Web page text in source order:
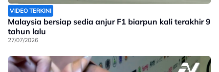
VIDEO TERKINI
Malaysia bersiap sedia anjur F1 biarpun kali terakhir 9
tahun lalu
27/07/2026